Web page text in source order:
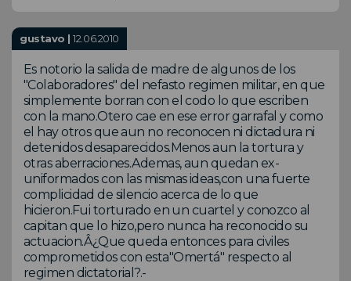
gustavo |12.06.2010
Es notorio la salida de madre de algunos de los
"Colaboradores" del nefasto regimen militar, en que
simplemente borran con el codo lo que escriben
con la mano.Otero cae en ese error garrafal y como
el hay otros que aun no reconocen ni dictadura ni
detenidos desaparecidos.Menos aun la tortura y
otras aberraciones.Ademas, aun quedan ex-
uniformados con las mismas ideas,con una fuerte
complicidad de silencio acerca de lo que
hicieron.Fui torturado en un cuartel y conozco al
capitan que lo hizo,pero nunca ha reconocido su
actuacion.Â¿Que queda entonces para civiles
comprometidos con esta"Omertá" respecto al
regimen dictatorial?.-